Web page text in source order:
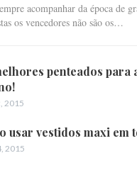
acompanhar da época de
os vencedores não são os…
penteados para
2015
usar vestidos maxi em
2015